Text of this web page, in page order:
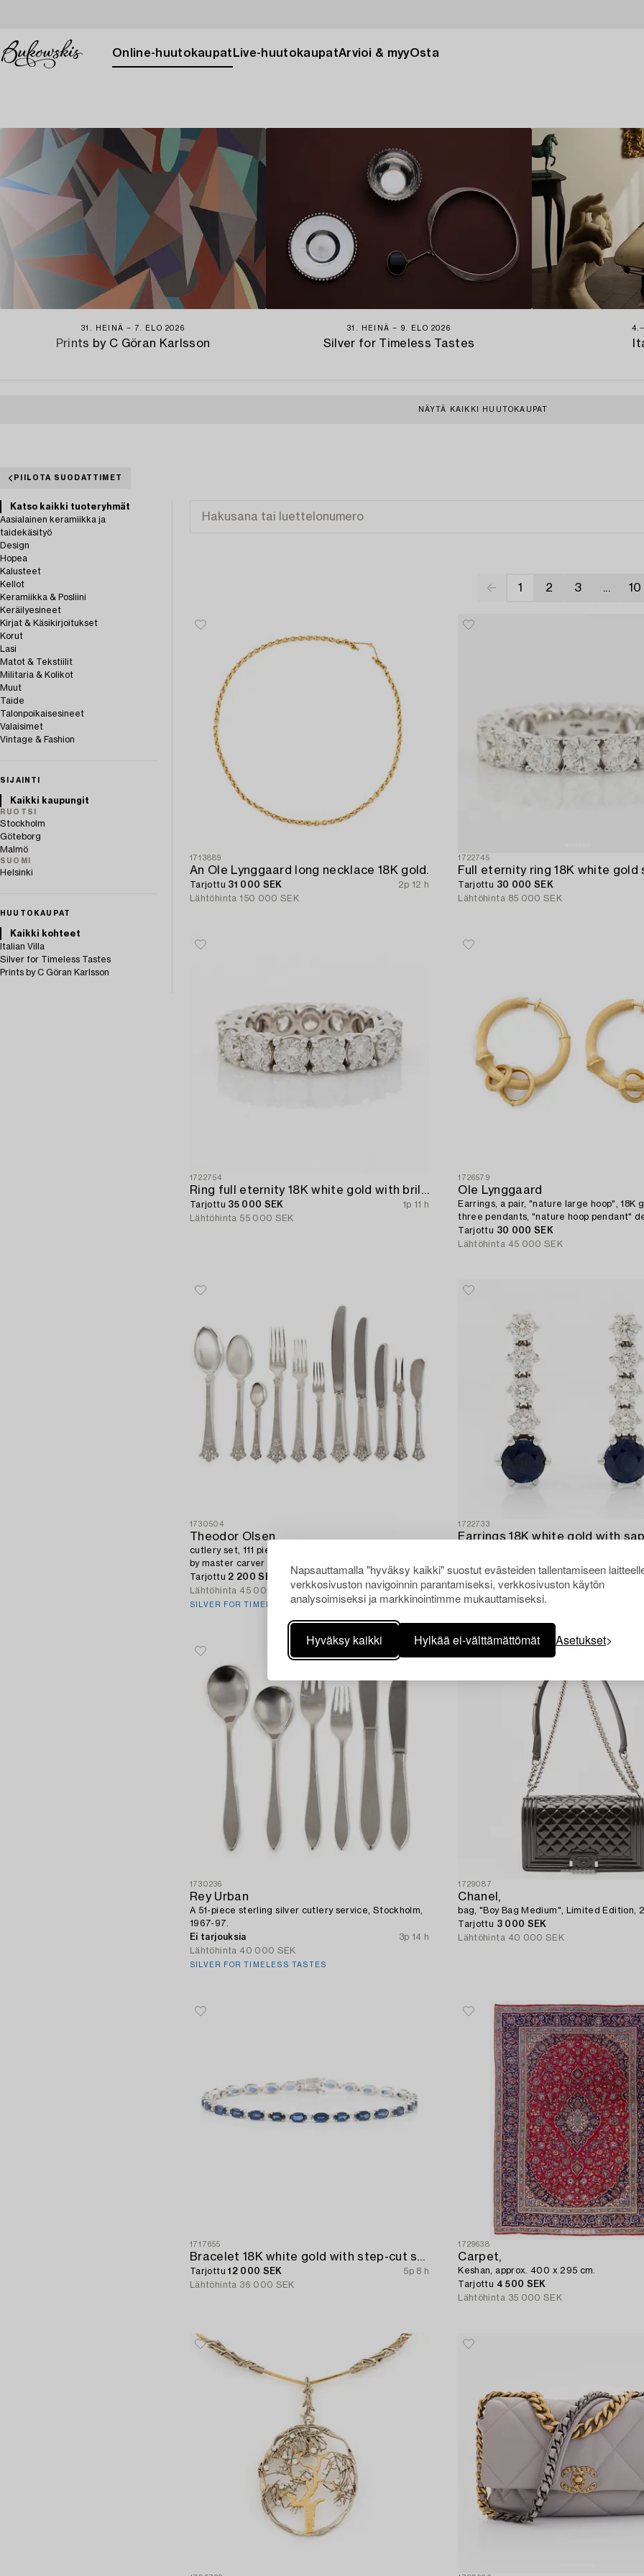
Napsauttamalla "hyväksy kaikki" suostut evästeiden tallentamiseen
verkkosivuston navigoinnin parantamiseksi, verkkosivuston käytön
analysoimiseksi ja markkinointimme mukauttamiseksi.
Hyväksy kaikki Hylkää ei-välttämättömät Asetukset
Online-huutokaupat Live-huutokaupatArvioi & myyOsta
31. HEINÄ − 7. ELO 2026
Prints by C Göran Karlsson
31. HEINÄ − 9. ELO 2026
Silver for Timeless Tastes
NÄYTÄ KAIKKI HUUTOKAUPAT
PIILOTA SUODATTIMET
Katso kaikki tuoteryhmät
Aasialainen keramiikka ja
taidekäsityö
Design
Hopea
Kalusteet
Kellot
Keramiikka & Posliini
Keräilyesineet
Kirjat & Käsikirjoitukset
Korut
Lasi
Matot & Tekstiilit
Militaria & Kolikot
Muut
Taide
Talonpoikaisesineet
Valaisimet
Vintage & Fashion
SIJAINTI
Kaikki kaupungit
RUOTSI
Stockholm
Göteborg
Malmö
SUOMI
Helsinki
HUUTOKAUPAT
Kaikki kohteet
Italian Villa
Silver for Timeless Tastes
Prints by C Göran Karlsson
1 2 3 ... 10
1713889
An Ole Lynggaard long necklace 18K gold.
Tarjottu 31 000 SEK
2p 12 h
Lähtöhinta 150 000 SEK
1722745
Tarjottu 30 000 SEK
Lähtöhinta 85 000 SEK
1722754
Ring full eternity 18K white gold with brilliant-cut diamonds.
Tarjottu 35 000 SEK
1p 11 h
Lähtöhinta 55 000 SEK
1726579
Ole Lynggaard
Earrings, a pair, "nature large hoop", 18K
three pendants, "nature hoop pendant"
Charlotte Lynggaard.
Tarjottu 30 000 SEK
Lähtöhinta 45 000 SEK
1730504
Theodor Olsen,
cutlery set, 111 pieces, silver, model Anitra, in a case
by master carver Emil Sandberg (1905-1998).
Tarjottu 2 200 SEK
3p 14 h
Lähtöhinta 45 000 SEK
SILVER FOR TIMELESS TASTES
1722733
Lähtöhinta
44 000 SEK
1730236
Rey Urban
A 51-piece sterling silver cutlery service, Stockholm,
1967-97.
Ei tarjouksia
3p 14 h
Lähtöhinta 40 000 SEK
SILVER FOR TIMELESS TASTES
1729087
Chanel,
bag, "Boy Bag Medium", Limited Edition,
Tarjottu 3 000 SEK
Lähtöhinta 40 000 SEK
1717655
Bracelet 18K white gold with step-cut sapphires and round brilliant-cut diamonds.
Tarjottu12 000 SEK
5p 8 h
Lähtöhinta 36 000 SEK
1729638
Carpet,
Keshan, approx. 400 x 295 cm.
Tarjottu 4 500 SEK
Lähtöhinta 35 000 SEK